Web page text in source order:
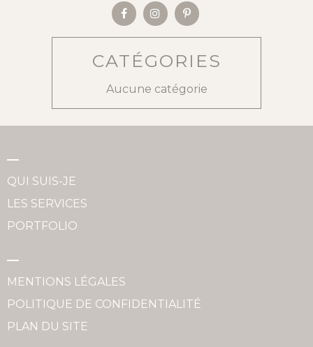
CATÉGORIES
Aucune catégorie
QUI SUIS-JE
LES SERVICES
PORTFOLIO
MENTIONS LÉGALES
POLITIQUE DE CONFIDENTIALITÉ
PLAN DU SITE